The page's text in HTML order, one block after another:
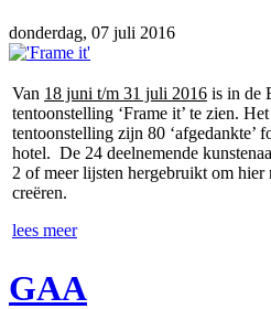
donderdag, 07 juli 2016
Van 18 juni t/m 31 juli 2016 is in de
tentoonstelling ‘Frame it’ te zien.
tentoonstelling zijn 80 ‘afgedankte’
hotel. De 24 deelnemende
2 of meer lijsten hergebruikt om
creëren.
lees meer
GAA